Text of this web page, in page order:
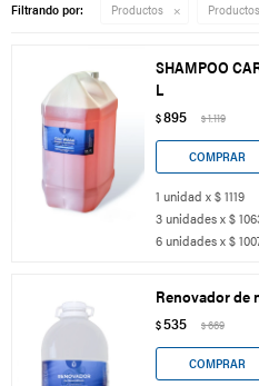
Filtrando por: Productos
SHAMPOO
L
$895 $1.119
1 unidad x $ 1119
3 unidades x $
6 unidades x $
Renovador de
$535 $669